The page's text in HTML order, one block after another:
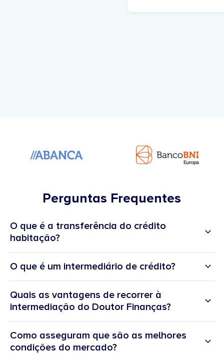
Perguntas Frequentes
O que é a transferência do crédito
habitação?
O que é um intermediário de crédito?
registados no Banco de Portugal
Quais as vantagens de recorrer à
intermediação do Doutor Finanças?
Como asseguram que são as melhores
condições do mercado?